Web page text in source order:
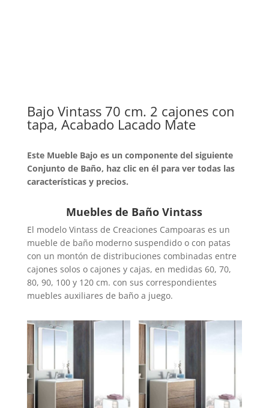
Bajo Vintass 70 cm. 2 cajones con
tapa, Acabado Lacado Mate
Este Mueble Bajo es un componente del siguiente
Conjunto de Baño, haz clic en él para ver todas las
características y precios.
Muebles de Baño Vintass
El modelo Vintass de Creaciones Campoaras es un
mueble de baño moderno suspendido o con patas
con un montón de distribuciones combinadas entre
cajones solos o cajones y cajas, en medidas 60, 70,
80, 90, 100 y 120 cm. con sus correspondientes
muebles auxiliares de baño a juego.